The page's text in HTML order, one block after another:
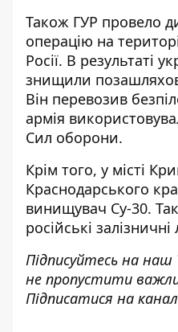
Також ГУР провело
операцію на
Росії. В результаті
знищили
Він перевозив
армія
Сил оборони.
Крім того, у місті
Краснодарського
винищувач Су-30.
російські
Підписуйтесь на наш
не пропустити
Підписатися на